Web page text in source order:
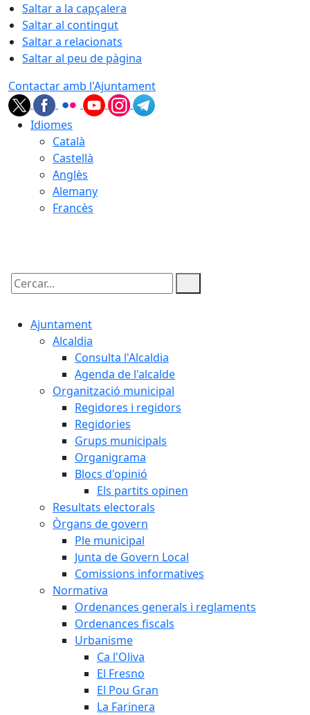
Saltar a la capçalera
Saltar al contingut
Saltar a relacionats
Saltar al peu de pàgina
Contactar amb l'Ajuntament
Idiomes
Català
Castellà
Anglès
Alemany
Francès
Cercar:
Ajuntament
Alcaldia
Consulta l'Alcaldia
Agenda de l'alcalde
Organització municipal
Regidores i regidors
Regidories
Grups municipals
Organigrama
Blocs d'opinió
Els partits opinen
Resultats electorals
Òrgans de govern
Ple municipal
Junta de Govern Local
Comissions informatives
Normativa
Ordenances generals i reglaments
Ordenances fiscals
Urbanisme
Ca l'Oliva
El Fresno
El Pou Gran
La Farinera